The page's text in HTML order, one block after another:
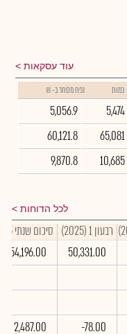
עוד עסקאות
כמות נפח מסחר ב- ₪
5,474
5,056.9
65,081
60,121.8
10,685
9,870.8
לכל הדוחות
רבעון 1 (2025)
סיכום שנתי 2025
50,331.00
354,196.00
-78.00
2,487.00